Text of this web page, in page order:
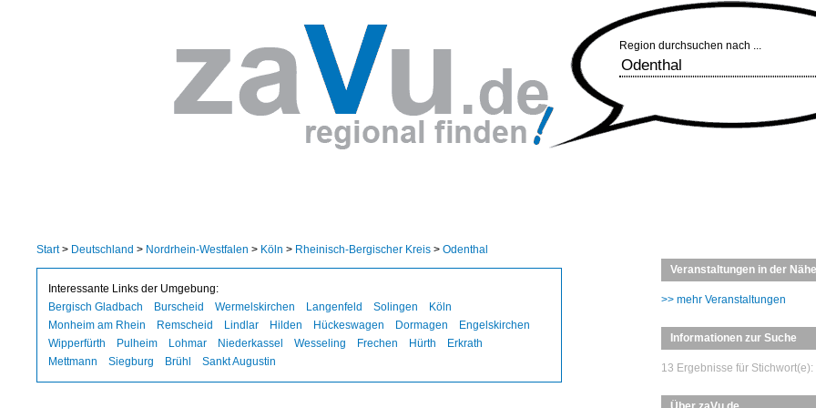
Start> Deutschland > Nordrhein-Westfalen > Köln > Rheinisch-Bergischer Kreis > Odenthal
Interessante Links der Umgebung:
Bergisch Gladbach
Burscheid Wermelskirchen Langenfeld Solingen
Köln
Monheim am Rhein
Remscheid Lindlar Hilden Hückeswagen Dormagen
Engelskirchen
Wipperfürth
Pulheim Lohmar Niederkassel Wesseling Frechen Hürth
Erkrath
Mettmann
Siegburg Brühl Sankt Augustin
Region durchsuchen nach ...
Veranstaltungen in der Nähe
>> mehr Veranstaltungen
Informationen zur Suche
13 Ergebnisse für Stichwort(e):